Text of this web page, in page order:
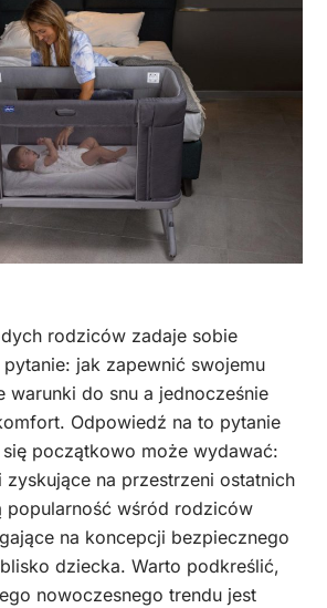
rodziców zadaje sobie
jak zapewnić swojemu
warunki do snu a jednocześnie
Odpowiedź na to pytanie
początkowo może wydawać:
na przestrzeni ostatnich
popularność wśród rodziców
na koncepcji bezpiecznego
dziecka. Warto podkreślić,
nowoczesnego trendu jest